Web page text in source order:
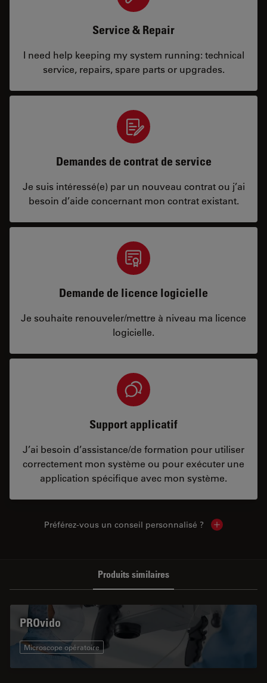
Service & Repair
I need help keeping my system running: technical
service, repairs, spare parts or upgrades.
Demandes de contrat de service
Je suis intéressé(e) par un nouveau contrat ou j’ai
besoin d’aide concernant mon contrat existant.
Demande de licence logicielle
Je souhaite renouveler/mettre à niveau ma licence
logicielle.
Support applicatif
J’ai besoin d’assistance/de formation pour utiliser
correctement mon système ou pour exécuter une
application spécifique avec mon système.
Préférez-vous un conseil personnalisé ? Show local
Produits similaires
PROvido
Microscope opératoire